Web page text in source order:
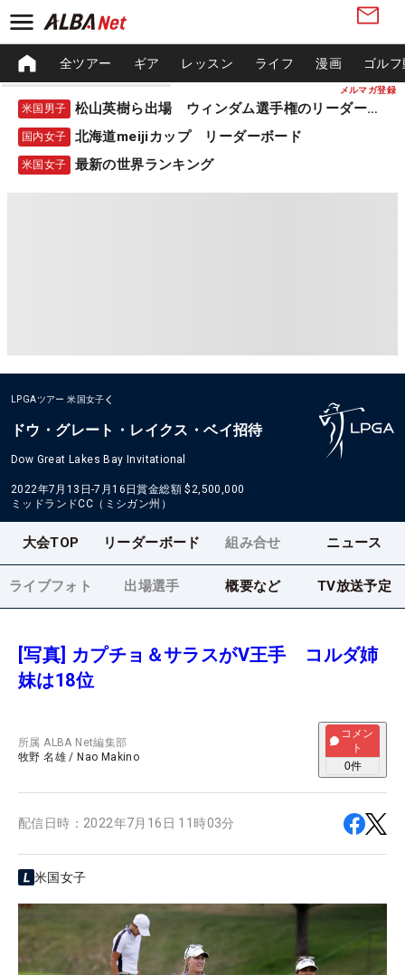
メルマガ登録
全ツアー ギア レッスン ライフ 漫画 ゴル
米国男子 松山英樹ら出場 ウィンダム選手権のリーダーボード
国内女子 北海道meijiカップ リーダーボード
米国女子 最新の世界ランキング
LPGAツアー 米国女子
ドウ・グレート・レイクス・ベイ招待
Dow Great Lakes Bay Invitational
2022年7月13日-7月16日賞金総額 $2,500,000
ミッドランドCC（ミシガン州）
大会TOP リーダーボード 組み合せ ニュース
ライブフォト 出場選手 概要など TV放送予定
[写真] カプチョ＆サラスがV王手 コルダ姉
妹は18位
所属ALBA Net編集部
牧野 名雄 / Nao Makino
コメン
ト
0件
配信日時： 2022年7月16日 11時03分
米国女子